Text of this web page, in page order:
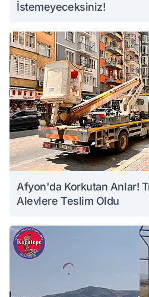
İstemeyeceksiniz!
Afyon'da Korkutan Anlar!
Alevlere Teslim Oldu